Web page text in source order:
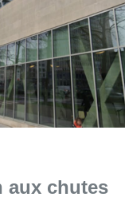
aux chutes